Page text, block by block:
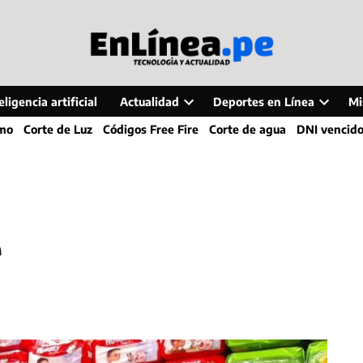
artificial Actualidad
Open
dropdown
Deportes en Línea
Open
dropdown
Corte de Luz Códigos Free Fire Corte de agua DNI vencido